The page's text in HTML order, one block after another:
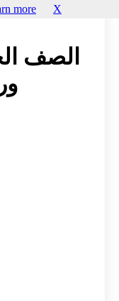
الصف
more X